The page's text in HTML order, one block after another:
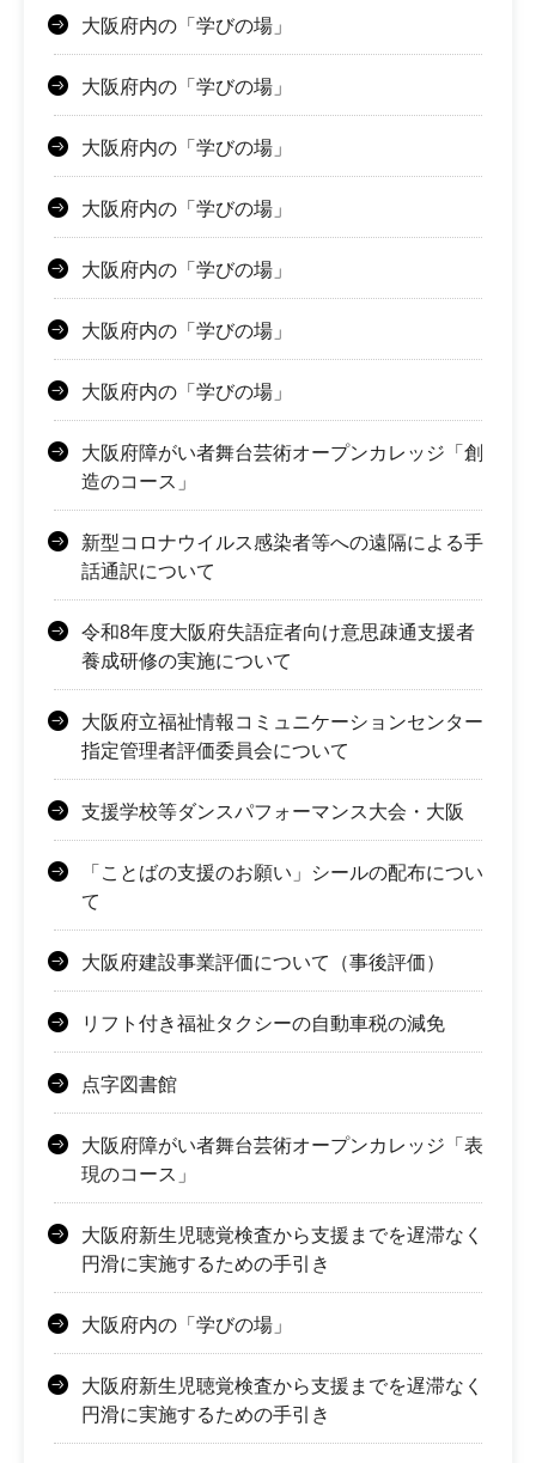
大阪府内の「学びの場」
大阪府内の「学びの場」
大阪府内の「学びの場」
大阪府内の「学びの場」
大阪府内の「学びの場」
大阪府内の「学びの場」
大阪府内の「学びの場」
大阪府障がい者舞台芸術オープンカレッジ「創
造のコース」
新型コロナウイルス感染者等への遠隔による手
話通訳について
令和8年度大阪府失語症者向け意思疎通支援者
養成研修の実施について
大阪府立福祉情報コミュニケーションセンター
指定管理者評価委員会について
支援学校等ダンスパフォーマンス大会・大阪
「ことばの支援のお願い」シールの配布につい
て
大阪府建設事業評価について（事後評価）
リフト付き福祉タクシーの自動車税の減免
点字図書館
大阪府障がい者舞台芸術オープンカレッジ「表
現のコース」
大阪府新生児聴覚検査から支援までを遅滞なく
円滑に実施するための手引き
大阪府内の「学びの場」
大阪府新生児聴覚検査から支援までを遅滞なく
円滑に実施するための手引き